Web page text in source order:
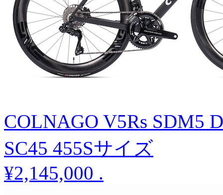
COLNAGO V5Rs SDM5
SC45 455Sサイズ
¥2,145,000 .